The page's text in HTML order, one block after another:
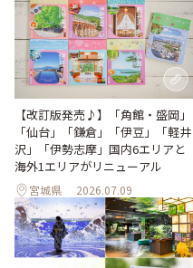
【改訂版発売♪】「角館・盛岡」
「仙台」「鎌倉」「伊豆」「軽井
沢」「伊勢志摩」国内6エリアと
海外1エリアがリニューアル
宮城県 2026.07.09